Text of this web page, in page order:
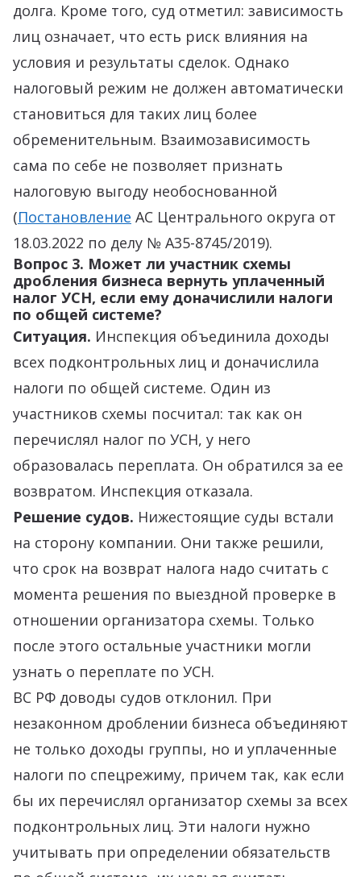
долга. Кроме того, суд отметил: зависимость
лиц означает, что есть риск влияния на
условия и результаты сделок. Однако
налоговый режим не должен автоматически
становиться для таких лиц более
обременительным. Взаимозависимость
сама по себе не позволяет признать
налоговую выгоду необоснованной
(Постановление АС Центрального округа от
18.03.2022 по делу № А35-8745/2019).
Вопрос 3. Может ли участник схемы
дробления бизнеса вернуть уплаченный
налог УСН, если ему доначислили налоги
по общей системе?
Ситуация. Инспекция объединила доходы
всех подконтрольных лиц и доначислила
налоги по общей системе. Один из
участников схемы посчитал: так как он
перечислял налог по УСН, у него
образовалась переплата. Он обратился за ее
возвратом. Инспекция отказала.
Решение судов. Нижестоящие суды встали
на сторону компании. Они также решили,
что срок на возврат налога надо считать с
момента решения по выездной проверке в
отношении организатора схемы. Только
после этого остальные участники могли
узнать о переплате по УСН.
ВС РФ доводы судов отклонил. При
незаконном дроблении бизнеса объединяют
не только доходы группы, но и уплаченные
налоги по спецрежиму, причем так, как если
бы их перечислял организатор схемы за всех
подконтрольных лиц. Эти налоги нужно
учитывать при определении обязательств